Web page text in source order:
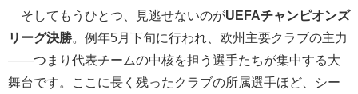
そしてもうひとつ、見逃せないのがUEFAチャンピオンズ
リーグ決勝 。例年5月下旬に行われ、欧州主要クラブの主力
――つまり代表チームの中核を担う選手たちが集中する大
舞台です。ここに長く残ったクラブの所属選手ほど、シー